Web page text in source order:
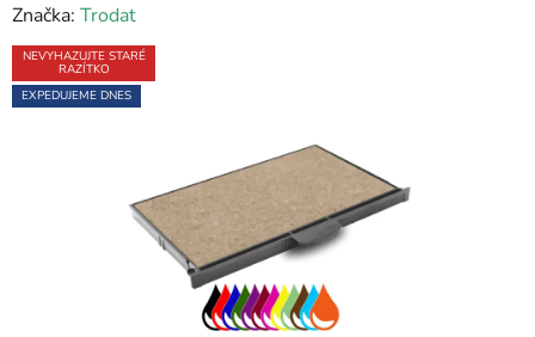
hodnocení
produktu
je
0,0
Značka: Trodat
NEVYHAZUJTE STARÉ
RAZÍTKO
EXPEDUJEME DNES